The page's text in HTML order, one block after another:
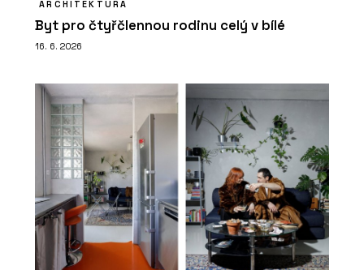
ARCHITEKTURA
Byt pro čtyřčlennou rodinu celý v bílé
16. 6. 2026